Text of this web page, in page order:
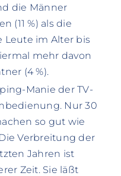
die Männer
(11 %) als die
Leute im Alter bis
mehr davon
(4 %).
Manie der TV-
Nur 30
so gut wie
Verbreitung der
Jahren ist
Zeit. Sie läßt